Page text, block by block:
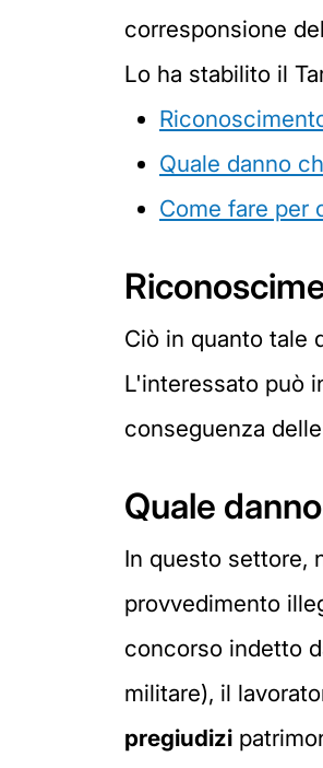
corresponsione
Lo ha stabilito il
Quale danno
Come fare per
Ciò in quanto tale
L'interessato può
conseguenza
Quale
In questo settore,
provvedimento
concorso indetto
militare), il
pregiudizi